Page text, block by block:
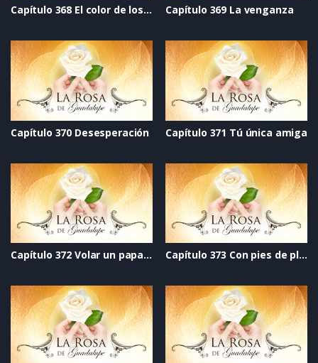
Capítulo 368 El color de los sentimientos Capítulo 369 La venganza
Capítulo 370 Desesperación Capítulo 371 Tú única amiga
Capítulo 372 Volar un papalote Capítulo 373 Con pies de plomo